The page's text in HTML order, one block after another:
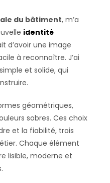
du bâtiment, m’a
identité
d’avoir une image
à reconnaître. J’ai
et solide, qui
géométriques,
sobres. Ces choix
et la fiabilité, trois
Chaque élément
lisible, moderne et